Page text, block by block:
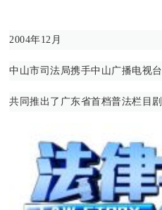
2004年12月
中山市司法局携手中山广播电视台
共同推出了广东省首档普法栏目剧